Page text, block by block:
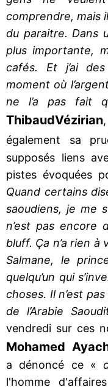
comprendre, mais
du paraitre. Dans
plus importante,
cafés. Et j’ai
moment où
ne l’a pas fait
ThibaudVézirian
également sa
supposés liens
pistes évoquées
Quand certains
saoudiens, je me
n’est pas encore
bluff. Ça n’a rien
Salmane, le
quelqu’un qui
choses. Il n’est
de l’Arabie
vendredi sur ces
Mohamed
a dénoncé ce «
l'homme